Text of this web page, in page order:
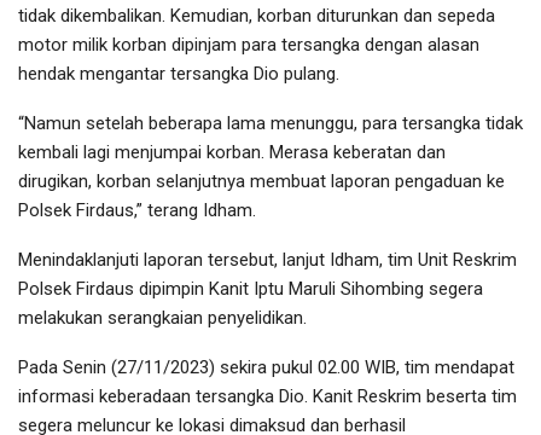
tidak dikembalikan. Kemudian, korban diturunkan dan sepeda
motor milik korban dipinjam para tersangka dengan alasan
hendak mengantar tersangka Dio pulang.
“Namun setelah beberapa lama menunggu, para tersangka tidak
kembali lagi menjumpai korban. Merasa keberatan dan
dirugikan, korban selanjutnya membuat laporan pengaduan ke
Polsek Firdaus,” terang Idham.
Menindaklanjuti laporan tersebut, lanjut Idham, tim Unit Reskrim
Polsek Firdaus dipimpin Kanit Iptu Maruli Sihombing segera
melakukan serangkaian penyelidikan.
Pada Senin (27/11/2023) sekira pukul 02.00 WIB, tim mendapat
informasi keberadaan tersangka Dio. Kanit Reskrim beserta tim
segera meluncur ke lokasi dimaksud dan berhasil